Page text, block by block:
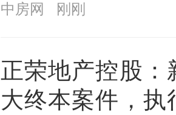
中房网 刚刚
正荣地产控股：
大终本案件，执